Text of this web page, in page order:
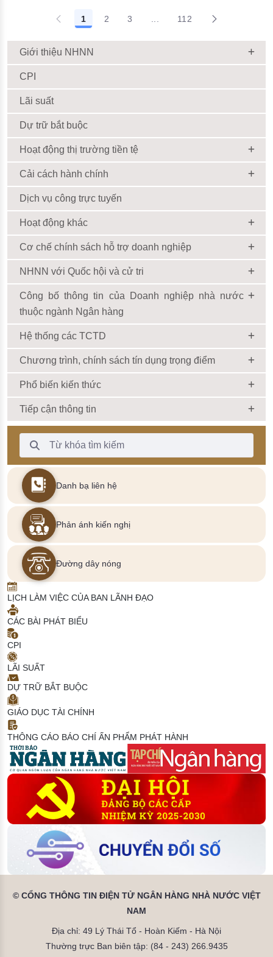
1 2 3 112
Giới thiệu NHNN
CPI
Lãi suất
Dự trữ bắt buộc
Hoạt động thị trường tiền tệ
Cải cách hành chính
Dịch vụ công trực tuyến
Hoạt động khác
Cơ chế chính sách hỗ trợ doanh nghiệp
NHNN với Quốc hội và cử tri
Công bố thông tin của Doanh nghiệp nhà nước
thuộc ngành Ngân hàng
Hệ thống các TCTD
Chương trình, chính sách tín dụng trọng điểm
Phổ biến kiến thức
Tiếp cận thông tin
Thanh Tìm kiếm
Danh bạ liên hệ
Phản ánh kiến nghị
Đường dây nóng
LỊCH LÀM VIỆC CỦA BAN LÃNH ĐẠO
CÁC BÀI PHÁT BIỂU
CPI
LÃI SUẤT
DỰ TRỮ BẮT BUỘC
GIÁO DỤC TÀI CHÍNH
THÔNG CÁO BÁO CHÍ ẤN PHẨM PHÁT HÀNH
© CỔNG THÔNG TIN ĐIỆN TỬ NGÂN HÀNG NHÀ NƯỚC VIỆT
NAM
Địa chỉ: 49 Lý Thái Tổ - Hoàn Kiếm - Hà Nội
Thường trực Ban biên tập: (84 - 243) 266.9435